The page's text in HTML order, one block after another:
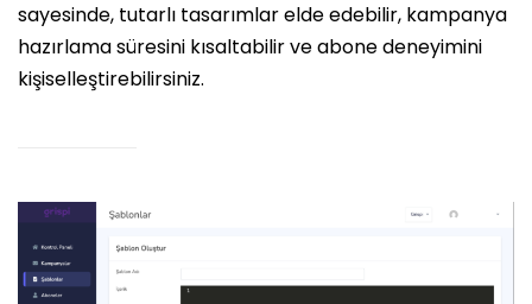
sayesinde, tutarlı tasarımlar elde edebilir, kampanya
hazırlama süresini kısaltabilir ve abone deneyimini
kişiselleştirebilirsiniz.